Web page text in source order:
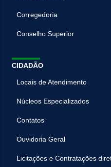
Corregedoria
Conselho Superior
CIDADÃO
Locais de Atendimento
Núcleos Especializados
Contatos
Ouvidoria Geral
Licitações e Contratações